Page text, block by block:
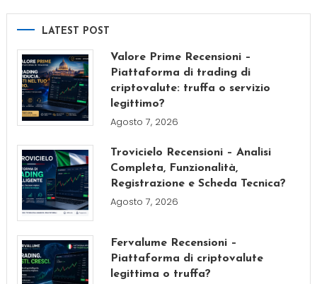
LATEST POST
Valore Prime Recensioni –
Piattaforma di trading di
criptovalute: truffa o servizio
legittimo?
Agosto 7, 2026
Trovicielo Recensioni – Analisi
Completa, Funzionalità,
Registrazione e Scheda Tecnica?
Agosto 7, 2026
Fervalume Recensioni –
Piattaforma di criptovalute
legittima o truffa?